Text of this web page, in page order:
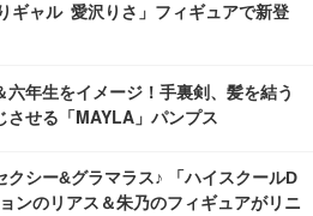
ギャル 愛沢りさ」フィギュアで新登
六年生をイメージ！手裏剣、髪を結う
せる「MAYLA」パンプス
クシー&グラマラス♪ 「ハイスクールD
ンのリアス＆朱乃のフィギュアがリニ